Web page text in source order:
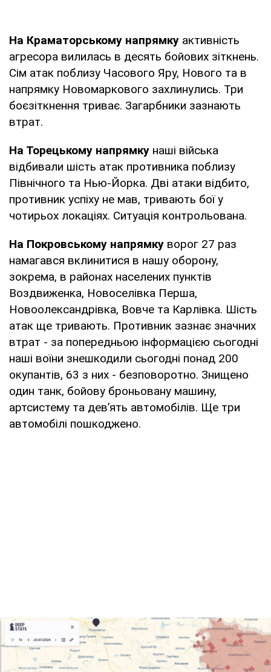
На Краматорському напрямку активність
агресора вилилась в десять бойових зіткнень.
Сім атак поблизу Часового Яру, Нового та в
напрямку Новомаркового захлинулись. Три
боєзіткнення триває. Загарбники зазнають
втрат.
На Торецькому напрямку наші війська
відбивали шість атак противника поблизу
Північного та Нью-Йорка. Дві атаки відбито,
противник успіху не мав, тривають бої у
чотирьох локаціях. Ситуація контрольована.
На Покровському напрямку ворог 27 раз
намагався вклинитися в нашу оборону,
зокрема, в районах населених пунктів
Воздвиженка, Новоселівка Перша,
Новоолександрівка, Вовче та Карлівка. Шість
атак ще тривають. Противник зазнає значних
втрат - за попередньою інформацією сьогодні
наші воїни знешкодили сьогодні понад 200
окупантів, 63 з них - безповоротно. Знищено
один танк, бойову броньовану машину,
артсистему та дев’ять автомобілів. Ще три
автомобілі пошкоджено.